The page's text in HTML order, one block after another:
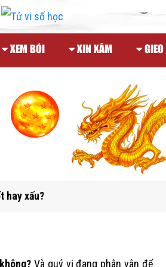
XEM BÓI XIN XĂM GIEO
hay xấu?
Và quý vị đang phân vân để